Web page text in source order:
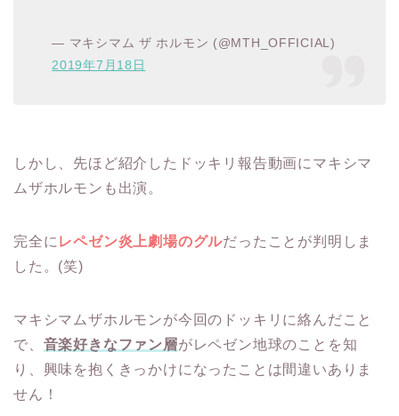
— マキシマム ザ ホルモン (@MTH_OFFICIAL)
2019年7月18日
しかし、先ほど紹介したドッキリ報告動画にマキシマ
ムザホルモンも出演。
完全に レペゼン炎上劇場のグルだったことが判明しま
した。(笑)
マキシマムザホルモンが今回のドッキリに絡んだこと
で、 音楽好きなファン層がレペゼン地球のことを知
り、興味を抱くきっかけになったことは間違いありま
せん！